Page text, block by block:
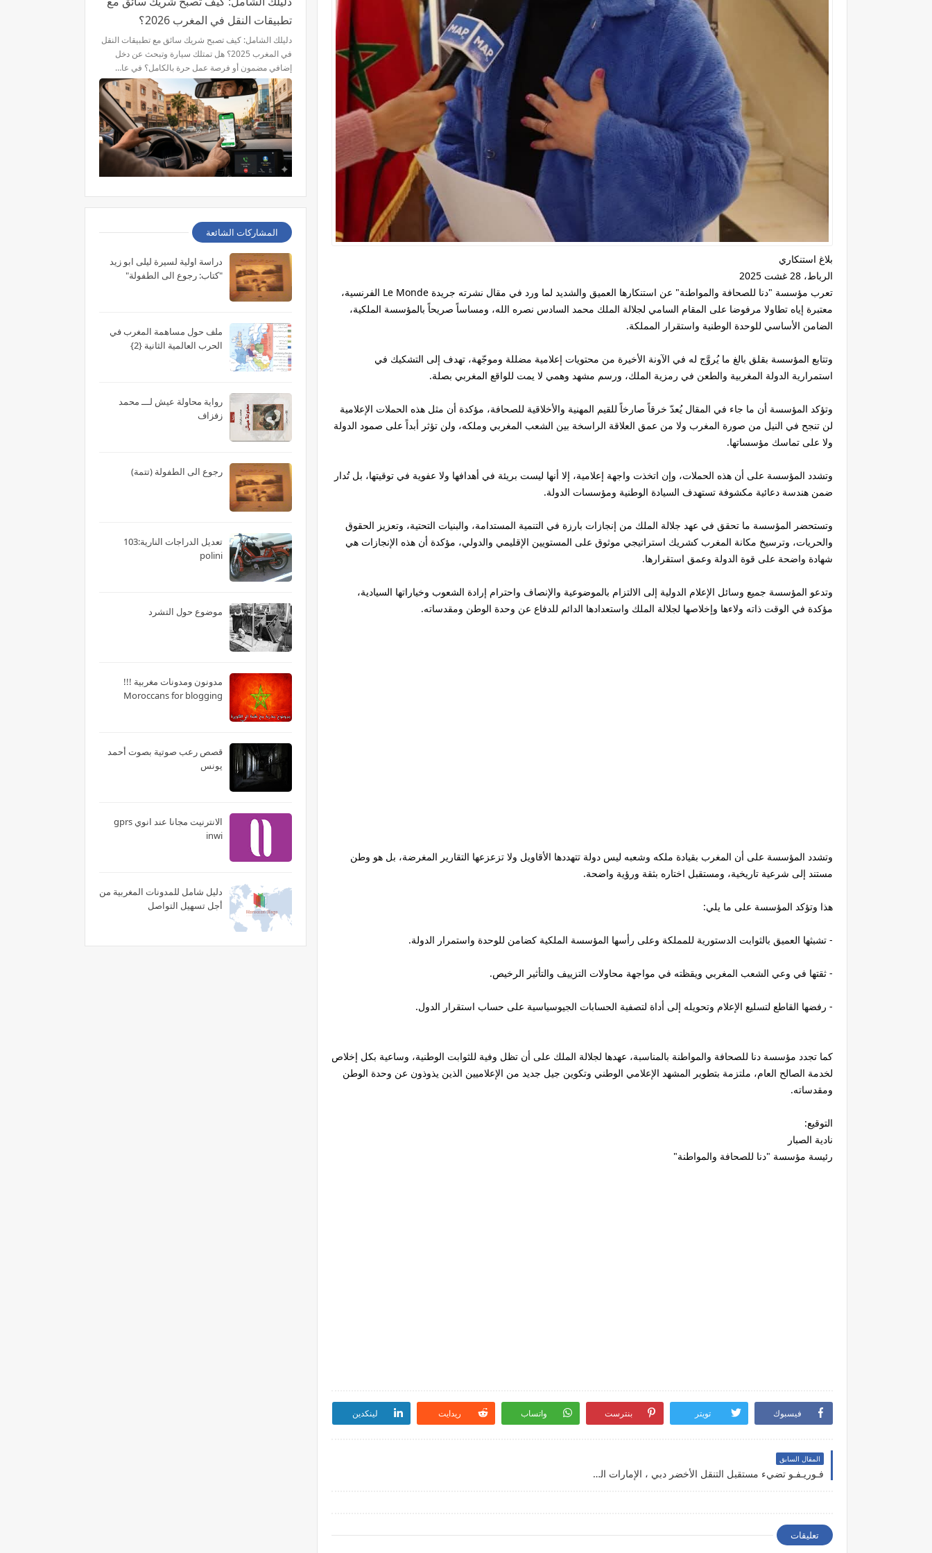
بلاغ استنكاري
الرباط، 28 غشت 2025
تعرب مؤسسة "دنا للصحافة والمواطنة" عن استنكارها العميق والشديد لما ورد في مقال نشرته جريدة Le Monde الفرنسية،
معتبرة إياه تطاولا مرفوضا على المقام السامي لجلالة الملك محمد السادس نصره الله، ومساساً صريحاً بالمؤسسة الملكية،
الضامن الأساسي للوحدة الوطنية واستقرار المملكة.
وتتابع المؤسسة بقلق بالغ ما يُروَّج له في الآونة الأخيرة من محتويات إعلامية مضللة وموجّهة، تهدف إلى التشكيك في
استمرارية الدولة المغربية والطعن في رمزية الملك، ورسم مشهد وهمي لا يمت للواقع المغربي بصلة.
وتؤكد المؤسسة أن ما جاء في المقال يُعدّ خرقاً صارخاً للقيم المهنية والأخلاقية للصحافة، مؤكدة أن مثل هذه الحملات الإعلامية
لن تنجح في النيل من صورة المغرب ولا من عمق العلاقة الراسخة بين الشعب المغربي وملكه، ولن تؤثر أبداً على صمود الدولة
ولا على تماسك مؤسساتها.
وتشدد المؤسسة على أن هذه الحملات، وإن اتخذت واجهة إعلامية، إلا أنها ليست بريئة في أهدافها ولا عفوية في توقيتها، بل تُدار
ضمن هندسة دعائية مكشوفة تستهدف السيادة الوطنية ومؤسسات الدولة.
وتستحضر المؤسسة ما تحقق في عهد جلالة الملك من إنجازات بارزة في التنمية المستدامة، والبنيات التحتية، وتعزيز الحقوق
والحريات، وترسيخ مكانة المغرب كشريك استراتيجي موثوق على المستويين الإقليمي والدولي، مؤكدة أن هذه الإنجازات هي
شهادة واضحة على قوة الدولة وعمق استقرارها.
وتدعو المؤسسة جميع وسائل الإعلام الدولية إلى الالتزام بالموضوعية والإنصاف واحترام إرادة الشعوب وخياراتها السيادية،
مؤكدة في الوقت ذاته ولاءها وإخلاصها لجلالة الملك واستعدادها الدائم للدفاع عن وحدة الوطن ومقدساته.
وتشدد المؤسسة على أن المغرب بقيادة ملكه وشعبه ليس دولة تتهددها الأقاويل ولا تزعزعها التقارير المغرضة، بل هو وطن
مستند إلى شرعية تاريخية، ومستقبل اختاره بثقة ورؤية واضحة.
هذا وتؤكد المؤسسة على ما يلي:
- تشبثها العميق بالثوابت الدستورية للمملكة وعلى رأسها المؤسسة الملكية كضامن للوحدة واستمرار الدولة.
- ثقتها في وعي الشعب المغربي ويقظته في مواجهة محاولات التزييف والتأثير الرخيص.
- رفضها القاطع لتسليع الإعلام وتحويله إلى أداة لتصفية الحسابات الجيوسياسية على حساب استقرار الدول.
كما تجدد مؤسسة دنا للصحافة والمواطنة بالمناسبة، عهدها لجلالة الملك على أن تظل وفية للثوابت الوطنية، وساعية بكل إخلاص
لخدمة الصالح العام، ملتزمة بتطوير المشهد الإعلامي الوطني وتكوين جيل جديد من الإعلاميين الذين يذوذون عن وحدة الوطن
ومقدساته.
التوقيع:
نادية الصبار
رئيسة مؤسسة "دنا للصحافة والمواطنة"
فيسبوك تويتر بنترست واتساب ريدايت لينكدين
المقال السابق
فـوريـفـو تضيء مستقبل التنقل الأخضر دبي ، الإمارات العربية المتحدة – 9 سبتمبر 2025
تعليقات
تطبيقات النقل في المغرب 2026؟
دليلك الشامل: كيف تصبح شريك سائق مع تطبيقات النقل
في المغرب 2025؟ هل تمتلك سيارة وتبحث عن دخل
إضافي مضمون أو فرصة عمل حرة بالكامل؟ في عا…
المشاركات الشائعة
دراسة اولية لسيرة ليلى ابو زيد
"كتاب: رجوع الى الطفولة"
ملف حول مساهمة المغرب في
الحرب العالمية الثانية {2}
رواية محاولة عيش لـــ محمد
زفزاف
رجوع الى الطفولة (تتمة)
تعديل الدراجات النارية:103
polini
موضوع حول التشرد
مدونون ومدونات مغربية !!!
Moroccans for blogging
قصص رعب صوتية بصوت أحمد
يونس
الانترنيت مجانا عند انوي gprs
inwi
دليل شامل للمدونات المغربية من
أجل تسهيل التواصل